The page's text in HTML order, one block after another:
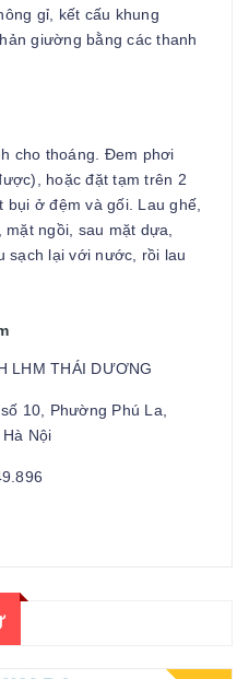
gỉ, kết cấu khung
giường bằng các thanh
cho thoáng. Đem phơi
hoặc đặt tạm trên 2
ở đệm và gối. Lau ghế,
ngồi, sau mặt dựa,
sạch lại với nước, rồi lau
LHM THÁI DƯƠNG
10, Phường Phú La,
Nội